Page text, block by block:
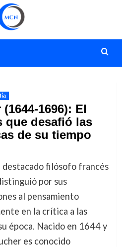
1696): El
que desafió las
de su tiempo
destacado filósofo francés
por sus
al pensamiento
en la crítica a las
época. Nacido en 1644 y
es conocido